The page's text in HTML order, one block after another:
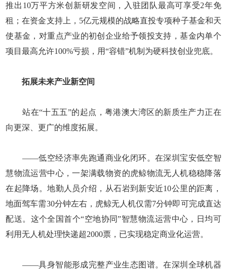
推出10万平方米创新研发空间，入驻团队最高可享受2年免
租；在资金支持上，5亿元规模的战略直投专项种子基金和天
使基金，对重点产业的初创企业给予领投支持，基金内单个
项目最高允许100%亏损，用“容错”机制为硬科技创业兜底。
拓展未来产业新空间
站在“十五五”的起点，粤港澳大湾区的新质生产力正在
向更深、更广的维度拓展。
——低空经济率先跑通商业化闭环。在深圳宝安低空智
慧物流运营中心，一架满载物资的虎鲸物流无人机稳稳降落
在起降场。地勤人员介绍，从石岩到新安近10公里的距离，
地面驾车需30分钟左右，虎鲸无人机仅需7分钟即可完成直达
配送。这个全国首个“空地协同”智慧物流运营中心，日均可
利用无人机处理快递超2000票，已实现稳定商业化运营。
——具身智能形成完整产业生态图谱。在深圳全球机器